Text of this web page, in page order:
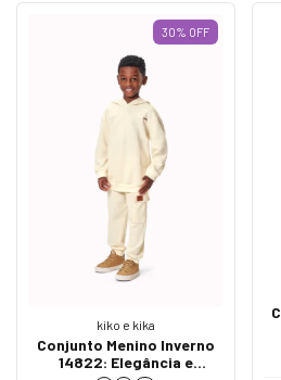
30% OFF
kiko e kika
Conjunto Menino Inverno
14822: Elegância e